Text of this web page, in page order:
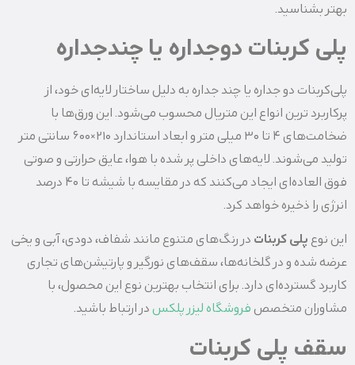
بهتر بشناسید.
پلی کربنات دوجداره یا چندجداره
پلی‌کربنات دو جداره یا چند جداره به دلیل ساختار لایه‌ای خود، از
پرکاربرد ترین انواع این متریال محسوب می‌شود. این ورق‌ها با
ضخامت‌های 4 تا 30 میلی‌ متر و ابعاد استاندارد 210×600 سانتی‌ متر
تولید می‌شوند. لایه‌های داخلی پر شده با هوا، عایق حرارتی و صوتی
فوق‌ العاده‌ای ایجاد می‌کنند که در مقایسه با شیشه تا 40 درصد
انرژی را ذخیره خواهد کرد.
این نوع پلی کربنات در رنگ‌های متنوع مانند شفاف، دودی، آبی و یخی
عرضه شده و در گلخانه‌ها، سقف‌های نورگیر و پارتیشن‌های تجاری
کاربرد گسترده‌ای دارد. برای انتخاب بهترین نوع این محصول، با
مشاوران متخصص فروشگاه لیزر پلکسدر ارتباط باشید.
سقف پلی کربنات